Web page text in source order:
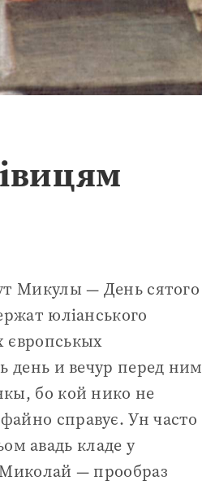
Микулы — День сятого
юліанського
європськых
день и вечур перед ним
бо кой нико не
справує. Ун часто
авадь кладе у
— прообраз